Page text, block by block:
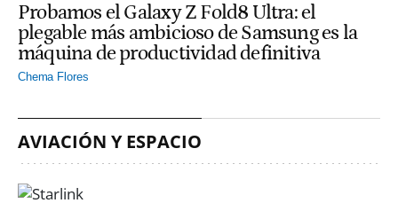
Probamos el Galaxy Z Fold8 Ultra: el
plegable más ambicioso de Samsung es la
máquina de productividad definitiva
Chema Flores
AVIACIÓN Y ESPACIO